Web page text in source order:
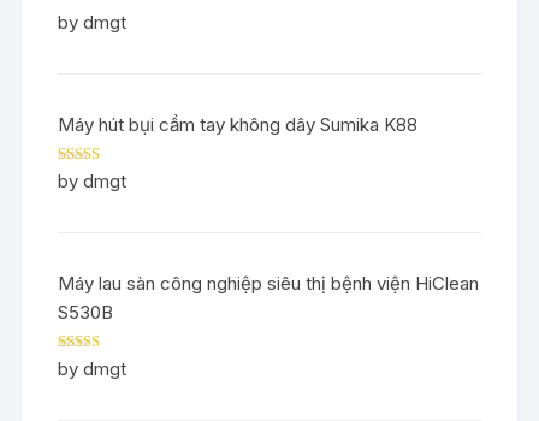
Rated5out
of 5
by dmgt
Máy hút bụi cầm tay không dây Sumika K88
Rated5out
of 5
by dmgt
Máy lau sàn công nghiệp siêu thị bệnh viện HiClean
S530B
Rated5out
of 5
by dmgt